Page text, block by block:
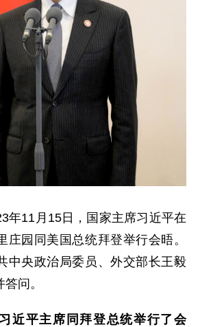
年11月15日，国家主席习近平在
庄园同美国总统拜登举行会晤。
中央政治局委员、外交部长王毅
问。
近平主席同拜登总统举行了会